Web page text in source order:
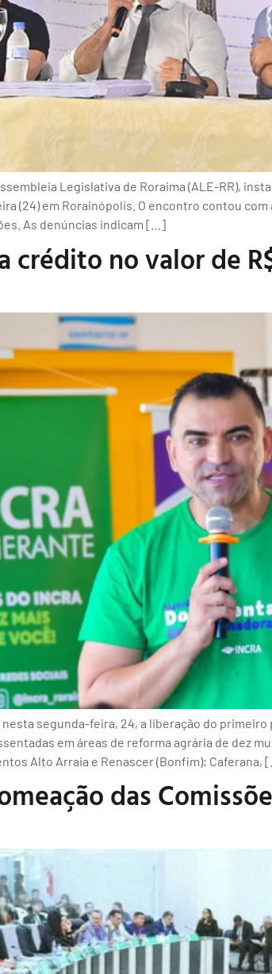
Legislativa de Roraima (ALE-RR),
(24) em Rorainópolis. O encontro contou
As denúncias indicam […]
crédito no valor de
segunda-feira, 24, a liberação do
em áreas de reforma agrária de dez
Alto Arraia e Renascer (Bonfim); Caferana,
das